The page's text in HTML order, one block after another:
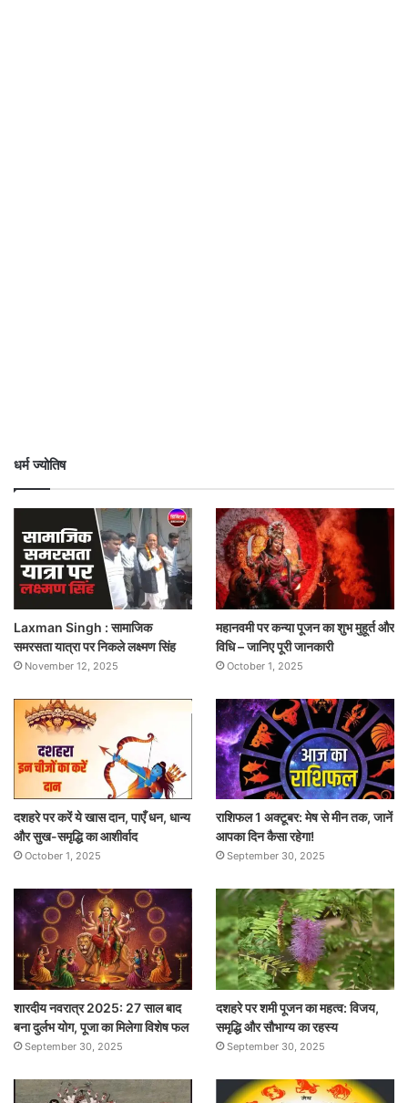
धर्म ज्योतिष
Laxman Singh : सामाजिक
समरसता यात्रा पर निकले लक्ष्मण सिंह
November 12, 2025
महानवमी पर कन्या पूजन का शुभ मुहूर्त और
विधि – जानिए पूरी जानकारी
October 1, 2025
दशहरे पर करें ये खास दान, पाएँ धन, धान्य
और सुख-समृद्धि का आशीर्वाद
October 1, 2025
राशिफल 1 अक्टूबर: मेष से मीन तक, जानें
आपका दिन कैसा रहेगा!
September 30, 2025
शारदीय नवरात्र 2025: 27 साल बाद
बना दुर्लभ योग, पूजा का मिलेगा विशेष फल
September 30, 2025
दशहरे पर शमी पूजन का महत्व: विजय,
समृद्धि और सौभाग्य का रहस्य
September 30, 2025